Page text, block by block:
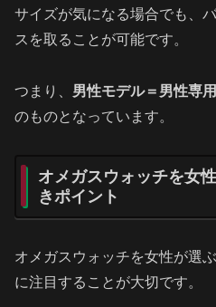
サイズが気になる場合でも、
スを取ることが可能です。
つまり、 男性モデル＝男性専用
のものとなっています。
オメガスウォッチを女
きポイント
オメガスウォッチを女性が選ぶ
に注目することが大切です。